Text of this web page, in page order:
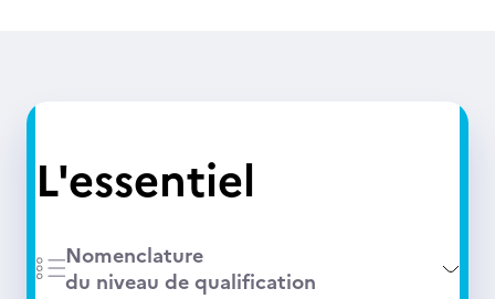
L'essentiel
Nomenclature
du niveau de qualification